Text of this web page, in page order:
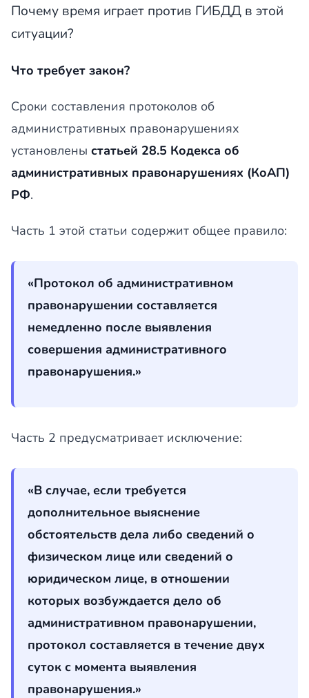
Почему время играет против ГИБДД в этой
ситуации?
Что требует закон?
Сроки составления протоколов об
административных правонарушениях
установлены статьей 28.5 Кодекса об
административных правонарушениях (КоАП)
РФ.
Часть 1 этой статьи содержит общее правило:
«Протокол об административном
правонарушении составляется
немедленно после выявления
совершения административного
правонарушения.»
Часть 2 предусматривает исключение:
«В случае, если требуется
дополнительное выяснение
обстоятельств дела либо сведений о
физическом лице или сведений о
юридическом лице, в отношении
которых возбуждается дело об
административном правонарушении,
протокол составляется в течение двух
суток с момента выявления
правонарушения.»